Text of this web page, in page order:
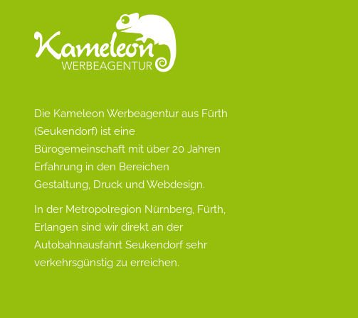
Die Kameleon Werbeagentur aus Fürth
(Seukendorf) ist eine
Bürogemeinschaft mit über 20 Jahren
Erfahrung in den Bereichen
Gestaltung, Druck und Webdesign.
In der Metropolregion Nürnberg, Fürth,
Erlangen sind wir direkt an der
Autobahnausfahrt Seukendorf sehr
verkehrsgünstig zu erreichen.